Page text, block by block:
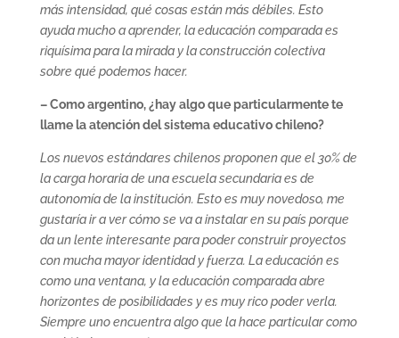
más intensidad, qué cosas están más débiles. Esto
ayuda mucho a aprender, la educación comparada es
riquísima para la mirada y la construcción colectiva
sobre qué podemos hacer.
– Como argentino, ¿hay algo que particularmente te
llame la atención del sistema educativo chileno?
Los nuevos estándares chilenos proponen que el 30% de
la carga horaria de una escuela secundaria es de
autonomía de la institución. Esto es muy novedoso, me
gustaría ir a ver cómo se va a instalar en su país porque
da un lente interesante para poder construir proyectos
con mucha mayor identidad y fuerza. La educación es
como una ventana, y la educación comparada abre
horizontes de posibilidades y es muy rico poder verla.
Siempre uno encuentra algo que la hace particular como